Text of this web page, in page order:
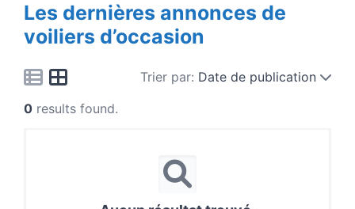
Les dernières annonces de
voiliers d’occasion
Trier par: Date de publication
0 results found.